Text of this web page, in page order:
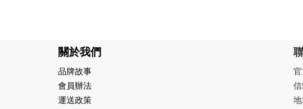
關於我們
品牌故事
會員辦法
運送政策